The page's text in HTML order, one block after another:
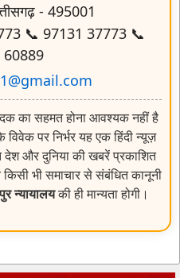
- 495001
📞 97131 37773 📞
60889
का सहमत होना आवश्यक नहीं है
पर निर्भर यह एक हिंदी न्यूज़
और दुनिया की खबरें प्रकाशित
भी समाचार से संबंधित कानूनी
न्यायालयकी ही मान्यता होगी।